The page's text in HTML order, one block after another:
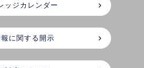
ッジカレンダー
に関する開示